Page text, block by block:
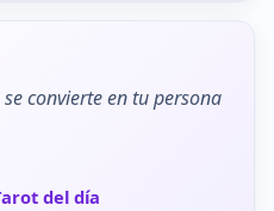
se convierte en tu persona
del día